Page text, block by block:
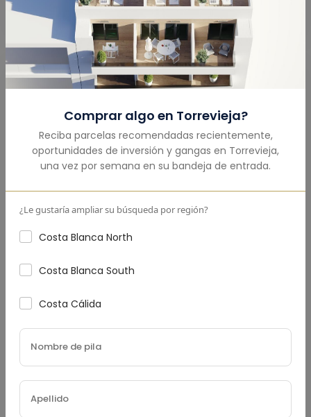
Comprar algo en Torrevieja?
Reciba parcelas recomendadas recientemente,
oportunidades de inversión y gangas en Torrevieja,
una vez por semana en su bandeja de entrada.
¿Le gustaría ampliar su búsqueda por región?
Costa Blanca North
Costa Blanca South
Costa Cálida
Calculadora Hipotecaria
Monto Total(€)
Pago Inicial (€)